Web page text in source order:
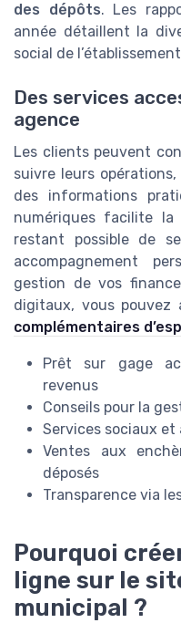
des dépôts. Les
année détaillent la
social de
Des services
agence
Les clients peuvent
suivre leurs
des informations
numériques facilite
restant possible de
accompagnement
gestion de vos
digitaux, vous pouvez
complémentaires
Prêt sur gage
revenus
Conseils pour la
Services sociaux
Ventes aux
déposés
Transparence via
Pourquoi
ligne sur le
municipal ?